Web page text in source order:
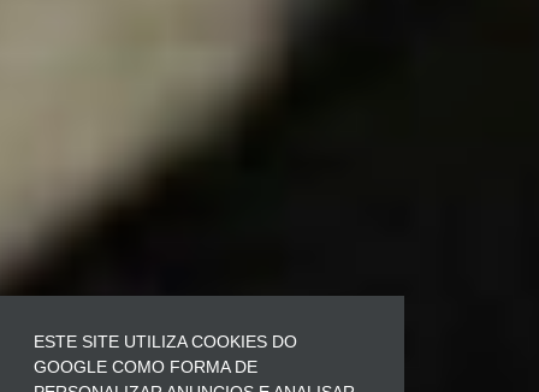
ESTE SITE UTILIZA COOKIES DO
GOOGLE COMO FORMA DE